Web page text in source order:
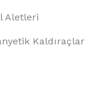
Aletleri
Kaldıraçlar